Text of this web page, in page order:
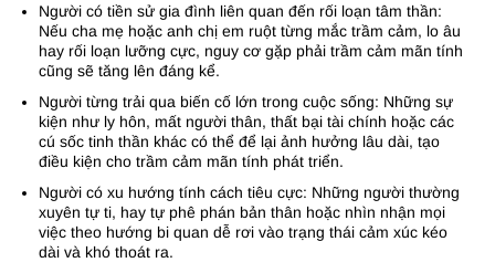
Người có tiền sử gia đình liên quan đến rối loạn tâm thần:
Nếu cha mẹ hoặc anh chị em ruột từng mắc trầm cảm, lo âu
hay rối loạn lưỡng cực, nguy cơ gặp phải trầm cảm mãn tính
cũng sẽ tăng lên đáng kể.
Người từng trải qua biến cố lớn trong cuộc sống: Những sự
kiện như ly hôn, mất người thân, thất bại tài chính hoặc các
cú sốc tinh thần khác có thể để lại ảnh hưởng lâu dài, tạo
điều kiện cho trầm cảm mãn tính phát triển.
Người có xu hướng tính cách tiêu cực: Những người thường
xuyên tự ti, hay tự phê phán bản thân hoặc nhìn nhận mọi
việc theo hướng bi quan dễ rơi vào trạng thái cảm xúc kéo
dài và khó thoát ra.